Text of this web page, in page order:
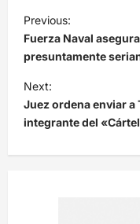
N
a
v
e
g
a
c
Previous:
Fuerza Naval
presuntamente
Next:
Juez ordena enviar a
integrante del